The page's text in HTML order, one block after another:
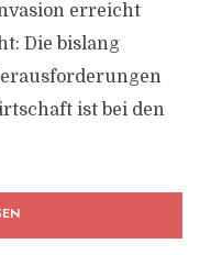
erreicht
Die bislang
ist bei den